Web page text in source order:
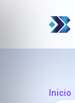
Inicio